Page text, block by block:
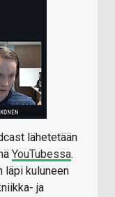
lähetetään
YouTubessa.
läpi kuluneen
ja